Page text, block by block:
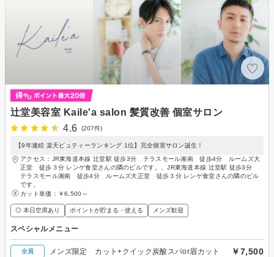
辻堂美容室 Kaile'a salon 髪質改善 個室サロン
4.6
(207件)
【9年連続 楽天ビュティーランキング 1位】完全個室サロン誕生！
アクセス：JR東海道本線 辻堂駅 徒歩3分 テラスモール湘南 徒歩4分 ルームズ大
正堂 徒歩３分 レンゲ食堂さんの隣のビルです。、JR東海道本線 辻堂駅 徒歩3分
テラスモール湘南 徒歩4分 ルームズ大正堂 徒歩３分 レンゲ食堂さんの隣のビル
です。
カット単価： ￥6,500～
◎ 本日空席あり ポイントが貯まる・使える メンズ歓迎
スペシャルメニュー
全員 メンズ限定 カット+クイック炭酸スパor眉カット ￥7,500